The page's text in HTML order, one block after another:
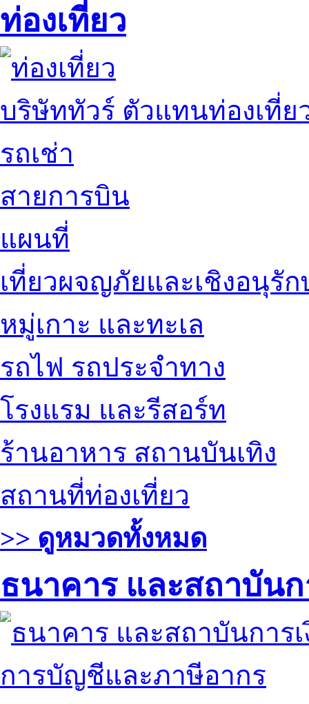
ท่องเที่ยว
บริษัททัวร์ ตัวแทนท่องเที่ย
รถเช่า
สายการบิน
แผนที่
เที่ยวผจญภัยและเชิงอนุรัก
หมู่เกาะ และทะเล
รถไฟ รถประจำทาง
โรงแรม และรีสอร์ท
ร้านอาหาร สถานบันเทิง
สถานที่ท่องเที่ยว
>> ดูหมวดทั้งหมด
ธนาคาร และสถาบันก
การบัญชีและภาษีอากร